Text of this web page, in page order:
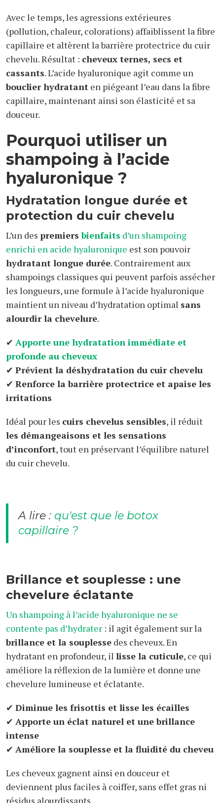
Avec le temps, les agressions extérieures
(pollution, chaleur, colorations) affaiblissent la fibre
capillaire et altèrent la barrière protectrice du cuir
chevelu. Résultat : cheveux ternes, secs et
cassants. L’acide hyaluronique agit comme un
bouclier hydratant en piégeant l’eau dans la fibre
capillaire, maintenant ainsi son élasticité et sa
douceur.
Pourquoi utiliser un
shampoing à l’acide
hyaluronique ?
Hydratation longue durée et
protection du cuir chevelu
L’un des premiersbienfaits d’un shampoing
enrichi en acide hyaluronique est son pouvoir
hydratant longue durée. Contrairement aux
shampoings classiques qui peuvent parfois assécher
les longueurs, une formule à l’acide hyaluronique
maintient un niveau d’hydratation optimal sans
alourdir la chevelure.
✔ Apporte une hydratation immédiate et
profonde au cheveux
✔ Prévient la déshydratation du cuir chevelu
✔ Renforce la barrière protectrice et apaise les
irritations
Idéal pour les cuirs chevelus sensibles, il réduit
les démangeaisons et les sensations
d’inconfort, tout en préservant l’équilibre naturel
du cuir chevelu.
A lire : qu'est que le botox
capillaire ?
Brillance et souplesse : une
chevelure éclatante
Un shampoing à l’acide hyaluronique ne se
contente pas d’hydrater : il agit également sur la
brillance et la souplesse des cheveux. En
hydratant en profondeur, il lisse la cuticule, ce qui
améliore la réflexion de la lumière et donne une
chevelure lumineuse et éclatante.
✔ Diminue les frisottis et lisse les écailles
✔ Apporte un éclat naturel et une brillance
intense
✔ Améliore la souplesse et la fluidité du cheveu
Les cheveux gagnent ainsi en douceur et
deviennent plus faciles à coiffer, sans effet gras ni
résidus alourdissants.